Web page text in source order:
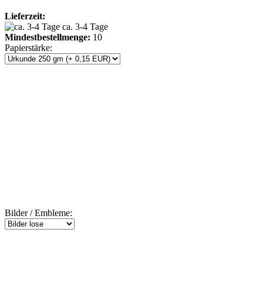
Lieferzeit:
ca. 3-4 Tage
Mindestbestellmenge: 10
Papierstärke:
Bilder / Embleme: